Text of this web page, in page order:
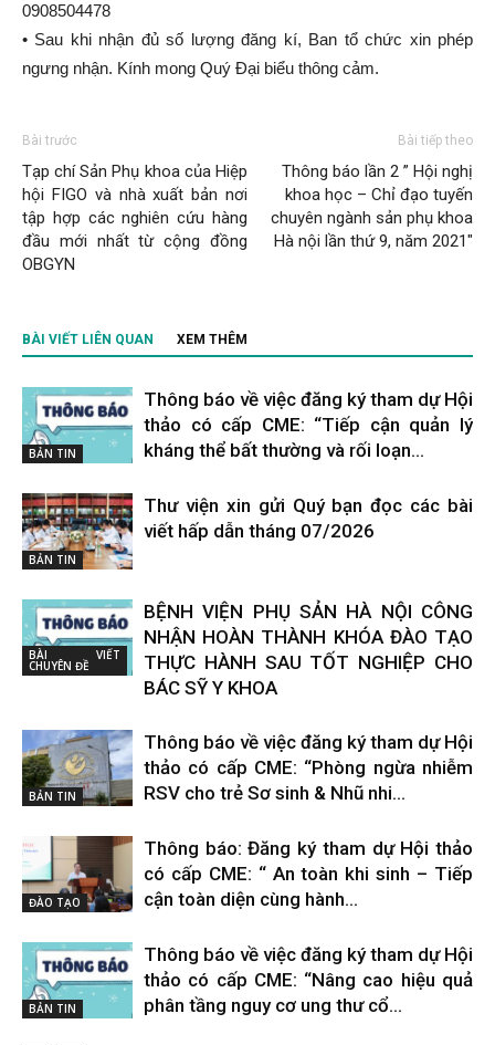
0908504478
• Sau khi nhận đủ số lượng đăng kí, Ban tổ chức xin phép
ngưng nhận. Kính mong Quý Đại biểu thông cảm.
Bài trước
Tạp chí Sản Phụ khoa của Hiệp
hội FIGO và nhà xuất bản nơi
tập hợp các nghiên cứu hàng
đầu mới nhất từ cộng đồng
OBGYN
Bài tiếp theo
Thông báo lần 2 ” Hội nghị
khoa học – Chỉ đạo tuyến
chuyên ngành sản phụ khoa
Hà nội lần thứ 9, năm 2021″
BÀI VIẾT LIÊN QUAN XEM THÊM
BẢN TIN
Thông báo về việc đăng ký tham dự Hội
thảo có cấp CME: “Tiếp cận quản lý
kháng thể bất thường và rối loạn...
BẢN TIN
Thư viện xin gửi Quý bạn đọc các bài
viết hấp dẫn tháng 07/2026
BÀI VIẾT
CHUYÊN ĐỀ
BỆNH VIỆN PHỤ SẢN HÀ NỘI CÔNG
NHẬN HOÀN THÀNH KHÓA ĐÀO TẠO
THỰC HÀNH SAU TỐT NGHIỆP CHO
BÁC SỸ Y KHOA
BẢN TIN
Thông báo về việc đăng ký tham dự Hội
thảo có cấp CME: “Phòng ngừa nhiễm
RSV cho trẻ Sơ sinh & Nhũ nhi...
ĐÀO TẠO
Thông báo: Đăng ký tham dự Hội thảo
có cấp CME: “ An toàn khi sinh – Tiếp
cận toàn diện cùng hành...
BẢN TIN
Thông báo về việc đăng ký tham dự Hội
thảo có cấp CME: “Nâng cao hiệu quả
phân tầng nguy cơ ung thư cổ...